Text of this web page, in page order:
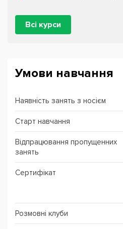
Всі курси
Умови навчання
Наявність занять з носієм
Старт навчання
Відпрацювання пропущенних
занять
Сертифікат
Розмовні клуби